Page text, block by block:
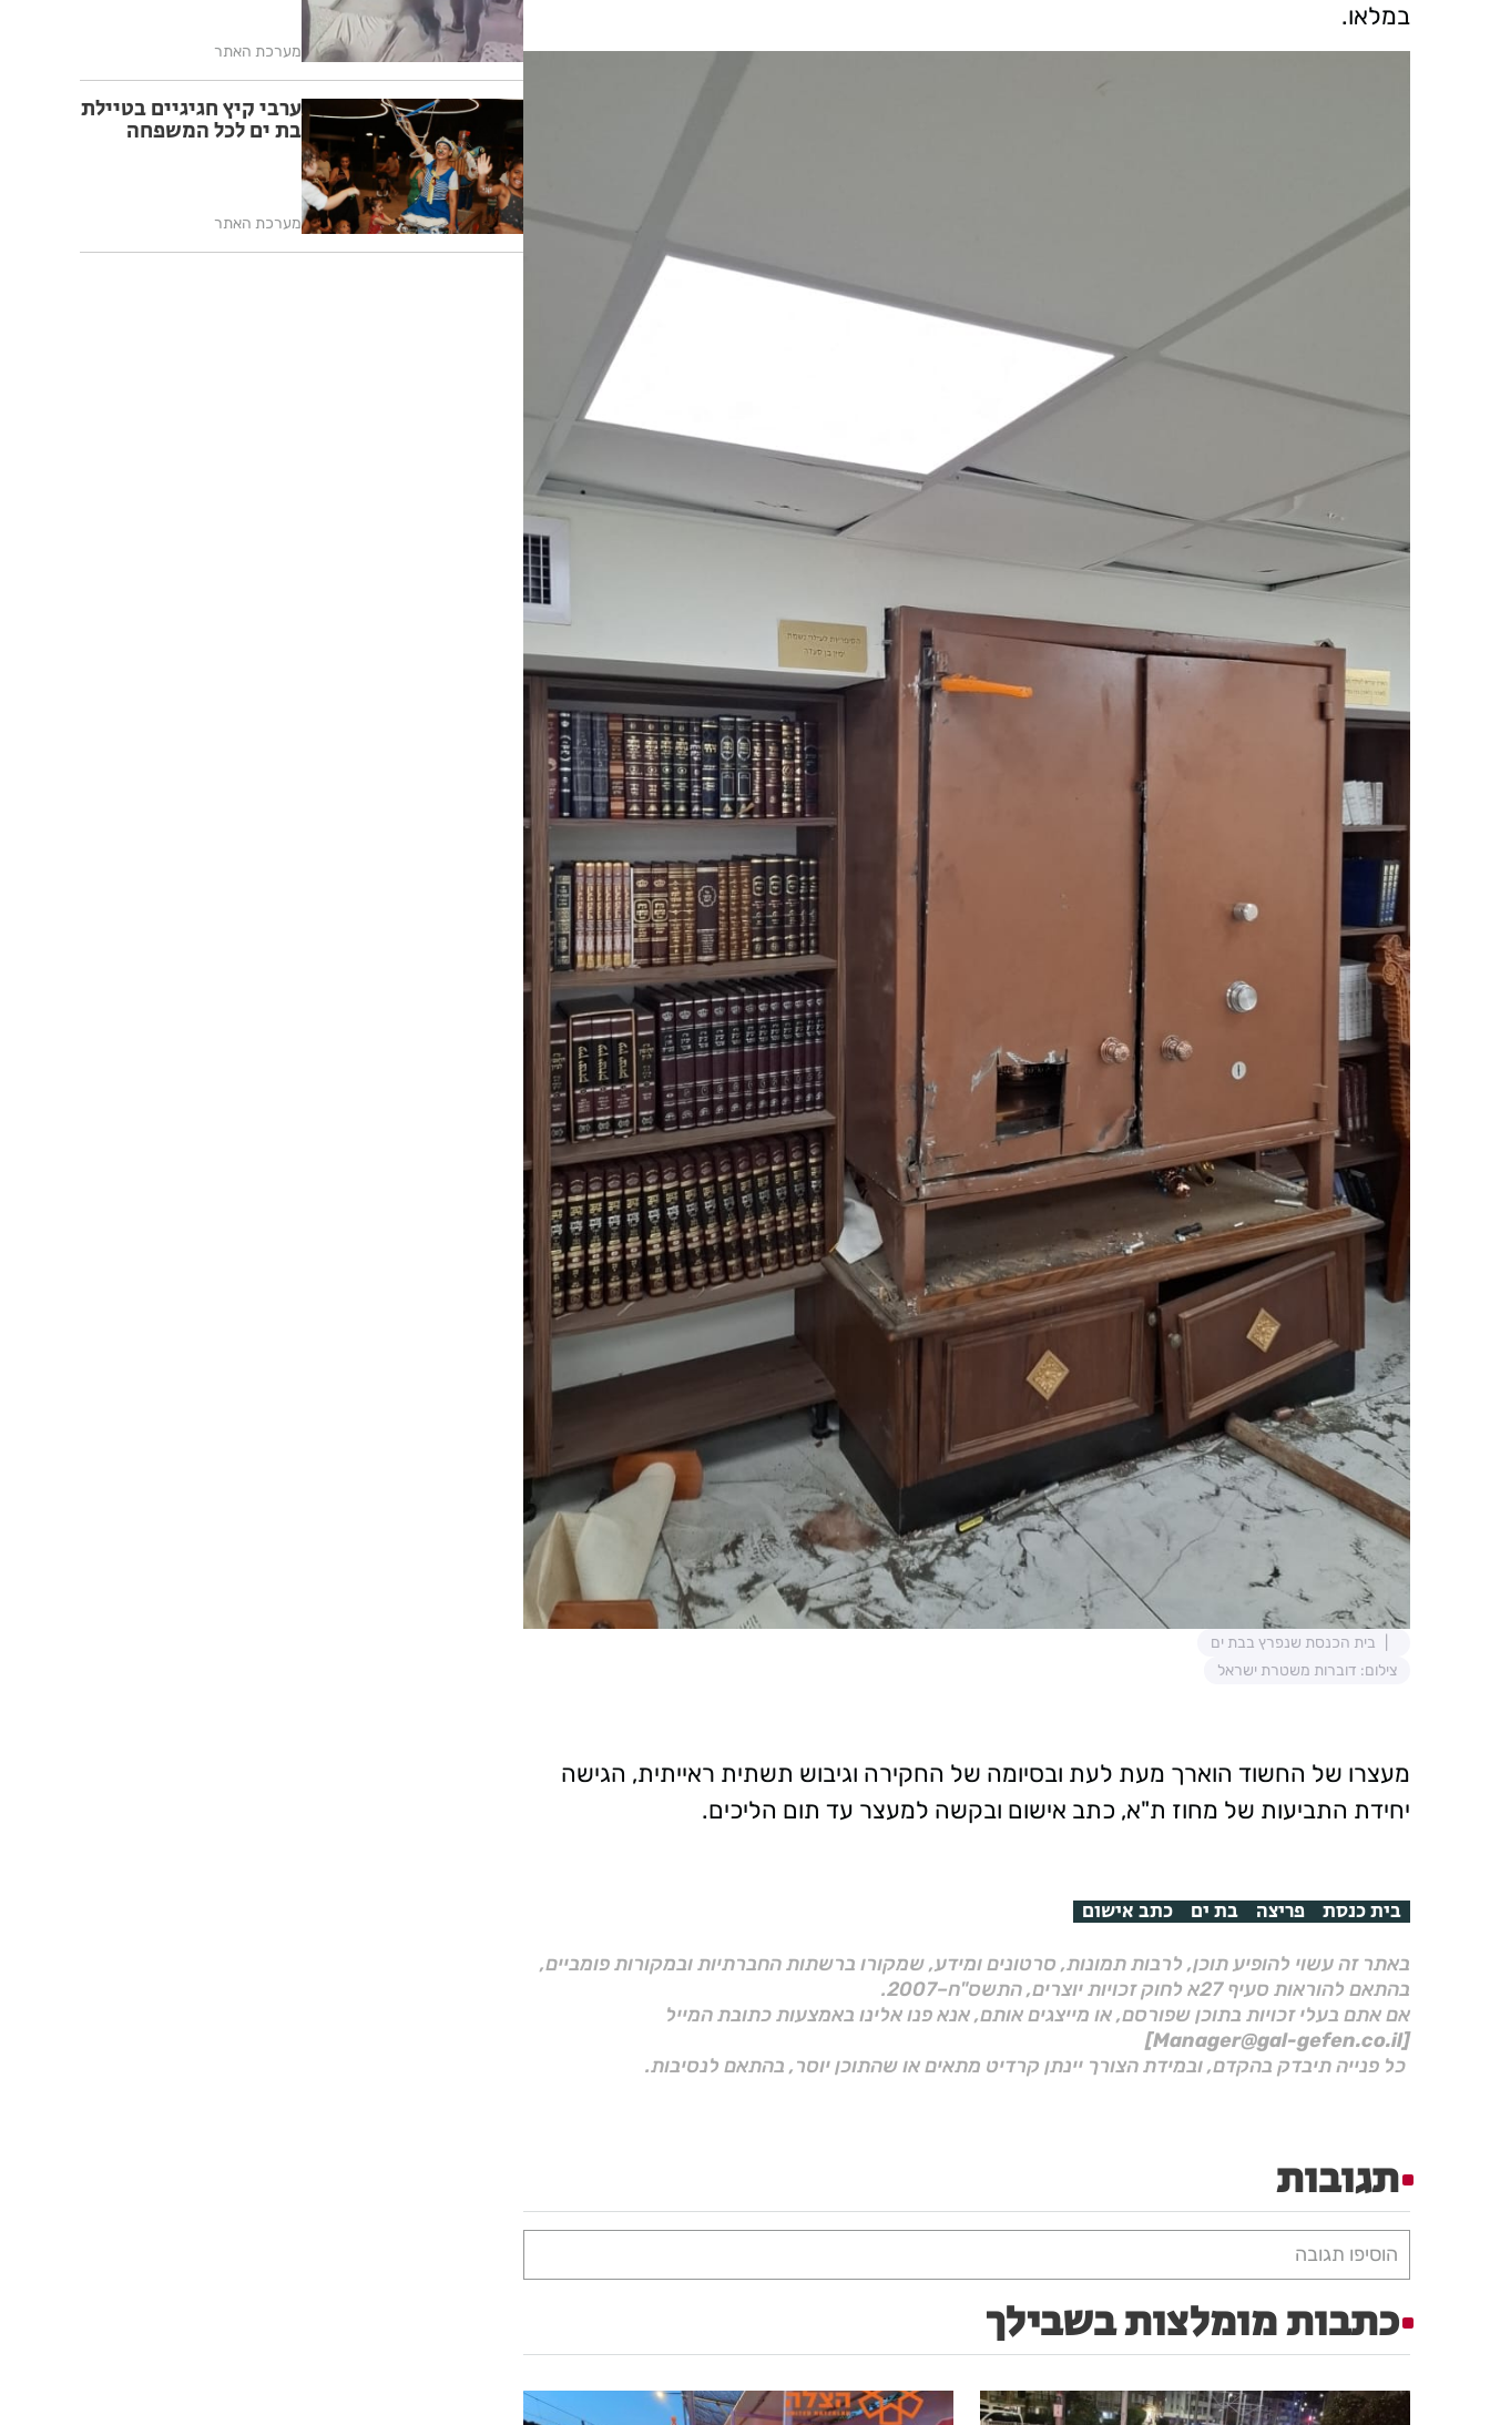
במלאו.
בית הכנסת שנפרץ בבת ים
צילום: דוברות משטרת ישראל
מעצרו של החשוד הוארך מעת לעת ובסיומה של החקירה וגיבוש תשתית ראייתית, הגישה
יחידת התביעות של מחוז ת"א, כתב אישום ובקשה למעצר עד תום הליכים.
בית כנסת פריצה בת ים כתב אישום
באתר זה עשוי להופיע תוכן, לרבות תמונות, סרטונים ומידע, שמקורו ברשתות החברתיות ובמקורות פומביים,
בהתאם להוראות סעיף 27א לחוק זכויות יוצרים, התשס"ח–2007.
אם אתם בעלי זכויות בתוכן שפורסם, או מייצגים אותם, אנא פנו אלינו באמצעות כתובת המייל
[Manager@gal-gefen.co.il]
כל פנייה תיבדק בהקדם, ובמידת הצורך יינתן קרדיט מתאים או שהתוכן יוסר, בהתאם לנסיבות.
תגובות
הוסיפו תגובה
כתבות מומלצות בשבילך
מערכת האתר
ערבי קיץ חגיגיים בטיילת
בת ים לכל המשפחה
מערכת האתר